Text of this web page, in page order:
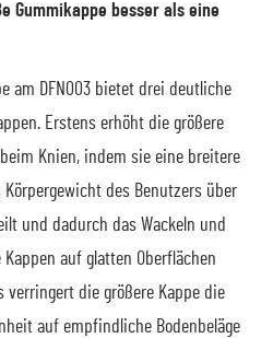
Gummikappe besser als eine
am DFN003 bietet drei deutliche
Erstens erhöht die größere
Knien, indem sie eine breitere
des Benutzers über
und dadurch das Wackeln und
auf glatten Oberflächen
verringert die größere Kappe die
auf empfindliche Bodenbeläge